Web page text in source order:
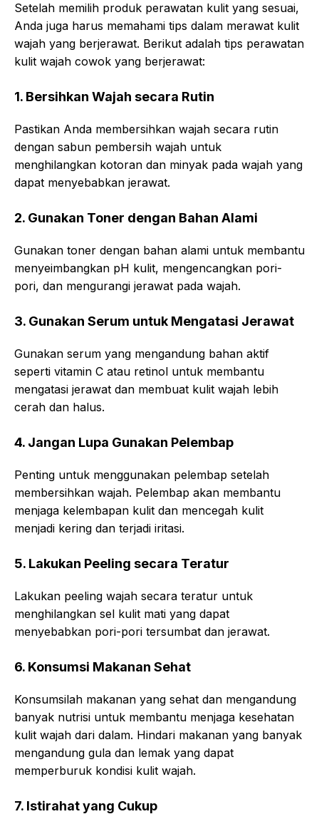
Setelah memilih produk perawatan kulit yang sesuai,
Anda juga harus memahami tips dalam merawat kulit
wajah yang berjerawat. Berikut adalah tips perawatan
kulit wajah cowok yang berjerawat:
1. Bersihkan Wajah secara Rutin
Pastikan Anda membersihkan wajah secara rutin
dengan sabun pembersih wajah untuk
menghilangkan kotoran dan minyak pada wajah yang
dapat menyebabkan jerawat.
2. Gunakan Toner dengan Bahan Alami
Gunakan toner dengan bahan alami untuk membantu
menyeimbangkan pH kulit, mengencangkan pori-
pori, dan mengurangi jerawat pada wajah.
3. Gunakan Serum untuk Mengatasi Jerawat
Gunakan serum yang mengandung bahan aktif
seperti vitamin C atau retinol untuk membantu
mengatasi jerawat dan membuat kulit wajah lebih
cerah dan halus.
4. Jangan Lupa Gunakan Pelembap
Penting untuk menggunakan pelembap setelah
membersihkan wajah. Pelembap akan membantu
menjaga kelembapan kulit dan mencegah kulit
menjadi kering dan terjadi iritasi.
5. Lakukan Peeling secara Teratur
Lakukan peeling wajah secara teratur untuk
menghilangkan sel kulit mati yang dapat
menyebabkan pori-pori tersumbat dan jerawat.
6. Konsumsi Makanan Sehat
Konsumsilah makanan yang sehat dan mengandung
banyak nutrisi untuk membantu menjaga kesehatan
kulit wajah dari dalam. Hindari makanan yang banyak
mengandung gula dan lemak yang dapat
memperburuk kondisi kulit wajah.
7. Istirahat yang Cukup